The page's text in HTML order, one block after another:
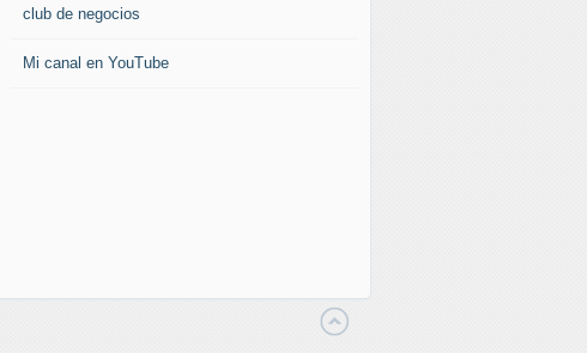
club de negocios
Mi canal en YouTube